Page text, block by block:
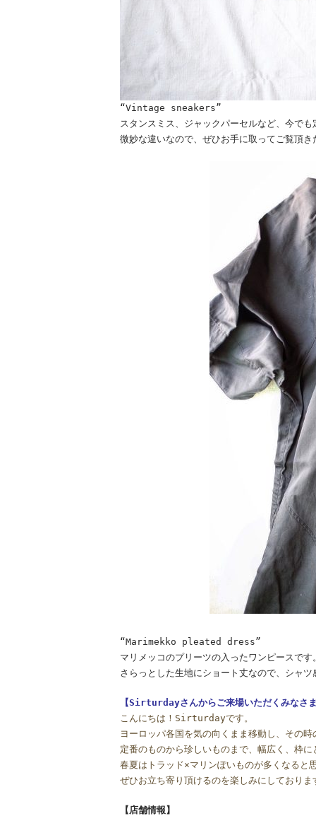
“Vintage sneakers”
スタンスミス、ジャックパーセルなど、今で
微妙な違いなので、ぜひお手に取ってご覧頂き
“Marimekko pleated dress”
マリメッコのプリーツの入ったワンピースです
さらっとした生地にショート丈なので、シャ
【Sirturdayさんからご来場いただくみなさ
こんにちは！Sirturdayです。
ヨーロッパ各国を気の向くまま移動し、その
定番のものから珍しいものまで、幅広く、枠
春夏はトラッド×マリンぽいものが多くなると
ぜひお立ち寄り頂けるのを楽しみにしておりま
【店舗情報】